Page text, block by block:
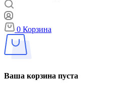
0 Корзина
Ваша корзина пуста